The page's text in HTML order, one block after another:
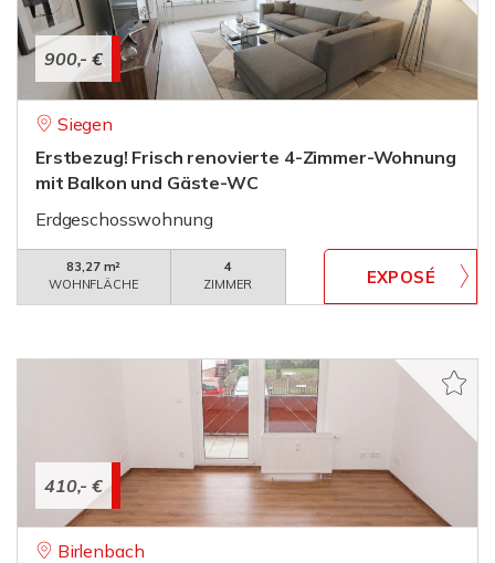
900,- €
Siegen
Erstbezug! Frisch renovierte 4-Zimmer-Wohnung
mit Balkon und Gäste-WC
Erdgeschosswohnung
83,27 m²
WOHNFLÄCHE
4
ZIMMER
410,- €
Birlenbach